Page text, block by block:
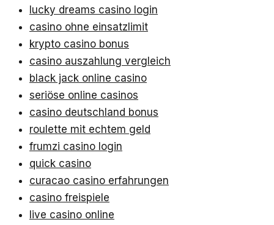
lucky dreams casino login
casino ohne einsatzlimit
krypto casino bonus
casino auszahlung vergleich
black jack online casino
seriöse online casinos
casino deutschland bonus
roulette mit echtem geld
frumzi casino login
quick casino
curacao casino erfahrungen
casino freispiele
live casino online